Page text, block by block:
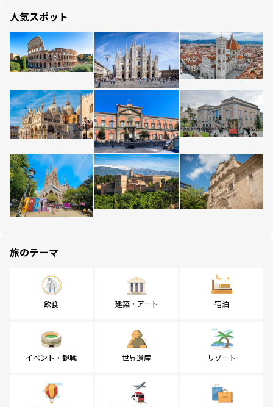
人気スポット
旅のテーマ
飲食 建築・アート 宿泊
イベント・観戦 世界遺産 リゾート